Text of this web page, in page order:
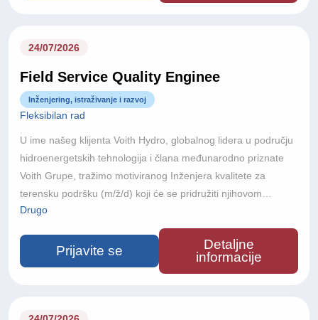
24/07/2026
Field Service Quality Enginee
Inženjering, istraživanje i razvoj
Fleksibilan rad
U ime našeg klijenta Voith Hydro, globalnog lidera u području
hidroenergetskih tehnologija i člana međunarodno priznate
Voith Grupe, tražimo motiviranog Inženjera kvalitete za
terensku podršku (m/ž/d) koji će se pridružiti njihovom
međunarodnom projektnom timu.S više od 150 godina
inženjerske izvrsnosti, poslovanjem u više od 60 zemalja i
približno 22.000 zaposlenika diljem svijeta, Voith razvija
inovativne tehnologije koje podržavaju održivu proizvodnju
Drugo
Prijavite se
Detaljne
informacije